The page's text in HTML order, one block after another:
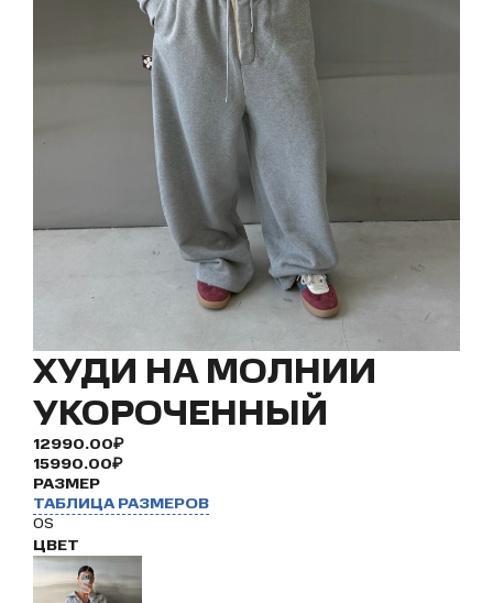
ХУДИ НА МОЛНИИ
УКОРОЧЕННЫЙ
12990.00₽
15990.00₽
РАЗМЕР
ТАБЛИЦА РАЗМЕРОВ
OS
ЦВЕТ